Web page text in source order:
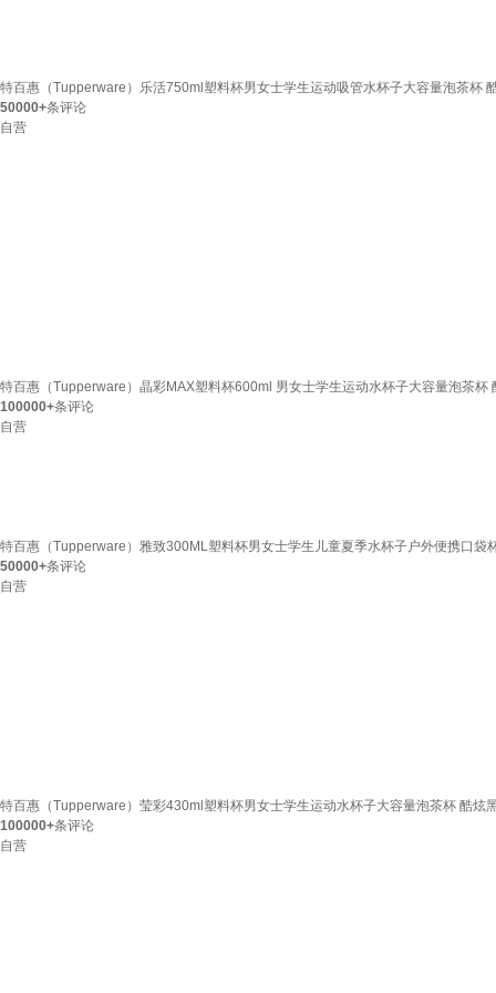
特百惠（Tupperware）乐活750ml塑料杯男女士学生运动吸管水杯子大容量泡茶杯
50000+条评论
自营
特百惠（Tupperware）晶彩MAX塑料杯600ml 男女士学生运动水杯子大容量泡茶杯
100000+条评论
自营
特百惠（Tupperware）雅致300ML塑料杯男女士学生儿童夏季水杯子户外便携口袋
50000+条评论
自营
特百惠（Tupperware）莹彩430ml塑料杯男女士学生运动水杯子大容量泡茶杯 酷炫
100000+条评论
自营